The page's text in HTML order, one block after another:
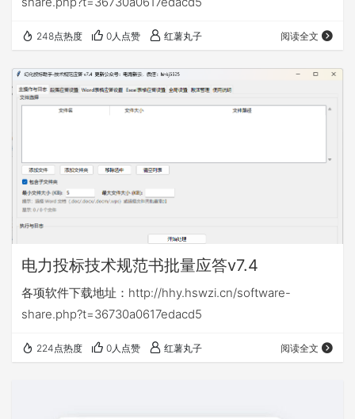
248点热度 0人点赞 红薯丸子 阅读全文
电力投标技术规范书批量应答v7.4
各项软件下载地址：http://hhy.hswzi.cn/software-
share.php?t=36730a0617edacd5
224点热度 0人点赞 红薯丸子 阅读全文